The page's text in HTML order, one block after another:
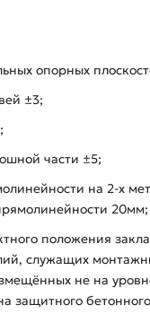
опорных
±3;
части ±5;
на 2-х
20мм;
положения
служащих
не на
защитного